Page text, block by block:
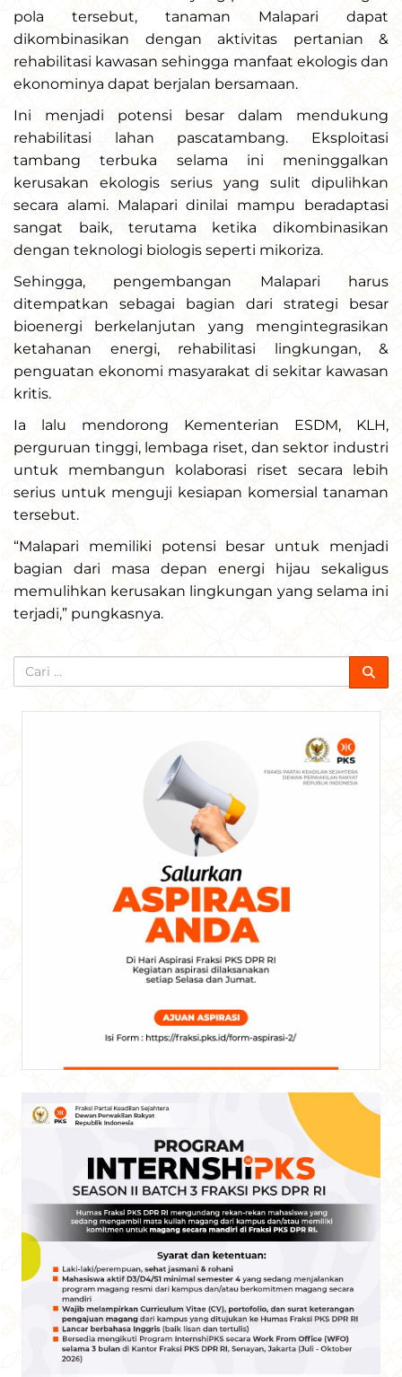
pola tersebut, tanaman Malapari dapat
dikombinasikan dengan aktivitas pertanian &
rehabilitasi kawasan sehingga manfaat ekologis dan
ekonominya dapat berjalan bersamaan.
Ini menjadi potensi besar dalam mendukung
rehabilitasi lahan pascatambang. Eksploitasi
tambang terbuka selama ini meninggalkan
kerusakan ekologis serius yang sulit dipulihkan
secara alami. Malapari dinilai mampu beradaptasi
sangat baik, terutama ketika dikombinasikan
dengan teknologi biologis seperti mikoriza.
Sehingga, pengembangan Malapari harus
ditempatkan sebagai bagian dari strategi besar
bioenergi berkelanjutan yang mengintegrasikan
ketahanan energi, rehabilitasi lingkungan, &
penguatan ekonomi masyarakat di sekitar kawasan
kritis.
Ia lalu mendorong Kementerian ESDM, KLH,
perguruan tinggi, lembaga riset, dan sektor industri
untuk membangun kolaborasi riset secara lebih
serius untuk menguji kesiapan komersial tanaman
tersebut.
“Malapari memiliki potensi besar untuk menjadi
bagian dari masa depan energi hijau sekaligus
memulihkan kerusakan lingkungan yang selama ini
terjadi,” pungkasnya.